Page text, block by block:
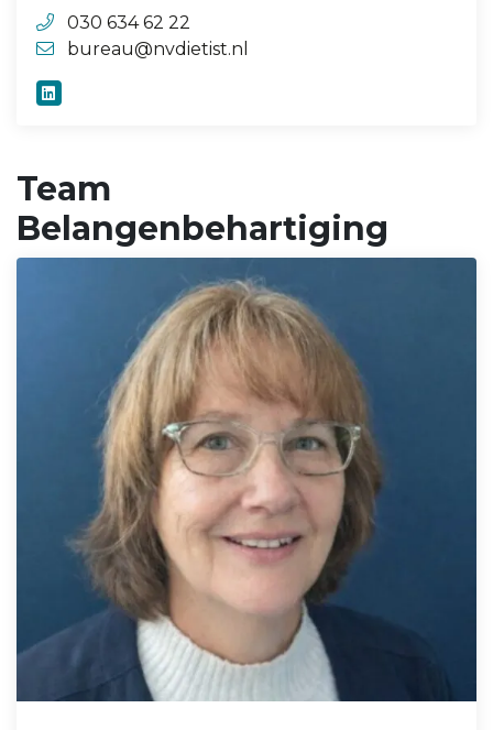
030 634 62 22
bureau@nvdietist.nl
Team
Belangenbehartiging